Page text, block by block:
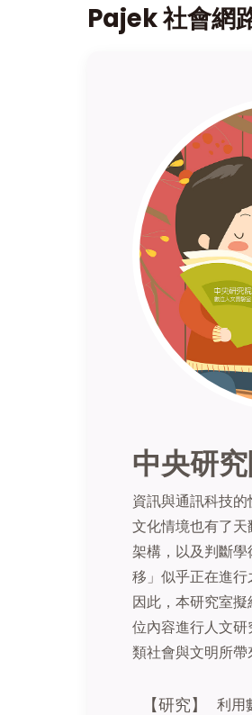
Pajek 社會網
中央研
資訊與通訊科技
文化情境也有了
架構，以及判斷
移」似乎正在進行
因此，本研究室
位內容進行人文
類社會與文明所帶
【研究】
利用